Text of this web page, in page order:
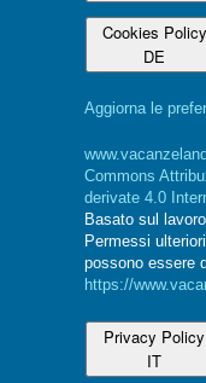
Cookies Policy
DE
Aggiorna le
Commons
derivate 4.0
Basato sul
Permessi
possono essere
https://
Privacy Policy
IT